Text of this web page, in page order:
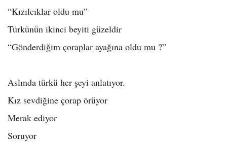
“Kızılcıklar oldu mu”
Türkünün ikinci beyiti güzeldir
“Gönderdiğim çoraplar ayağına oldu mu ?”
Aslında türkü her şeyi anlatıyor.
Kız sevdiğine çorap örüyor
Merak ediyor
Soruyor